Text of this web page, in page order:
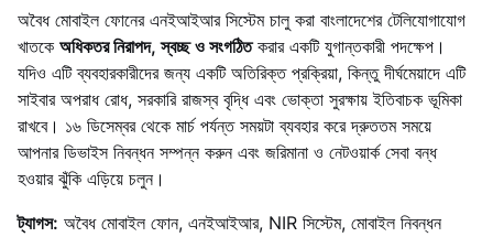
অবৈধ মোবাইল ফোনের এনইআইআর সিস্টেম চালু করা বাংলাদেশের টেলিযোগাযোগ
খাতকে অধিকতর নিরাপদ, স্বচ্ছ ও সংগঠিতকরার একটি যুগান্তকারী পদক্ষেপ।
যদিও এটি ব্যবহারকারীদের জন্য একটি অতিরিক্ত প্রক্রিয়া, কিন্তু দীর্ঘমেয়াদে এটি
সাইবার অপরাধ রোধ, সরকারি রাজস্ব বৃদ্ধি এবং ভোক্তা সুরক্ষায় ইতিবাচক ভূমিকা
রাখবে। ১৬ ডিসেম্বর থেকে মার্চ পর্যন্ত সময়টা ব্যবহার করে দ্রুততম সময়ে
আপনার ডিভাইস নিবন্ধন সম্পন্ন করুন এবং জরিমানা ও নেটওয়ার্ক সেবা বন্ধ
হওয়ার ঝুঁকি এড়িয়ে চলুন।
ট্যাগস: অবৈধ মোবাইল ফোন, এনইআইআর, NIR সিস্টেম, মোবাইল নিবন্ধন